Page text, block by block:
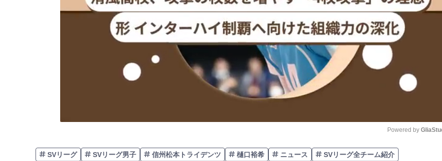
Powered by
SVリーグ SVリーグ男子 信州松本トライデンツ 樋口裕希 ニュース SVリーグ全チーム紹介